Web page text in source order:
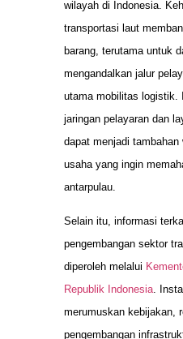
wilayah di Indonesia.
transportasi laut
barang, terutama untuk
mengandalkan jalur
utama mobilitas logistik.
jaringan pelayaran dan
dapat menjadi
usaha yang ingin
antarpulau.
Selain itu, informasi
pengembangan sektor
diperoleh melalui
Republik Indonesia.
merumuskan kebijakan,
pengembangan